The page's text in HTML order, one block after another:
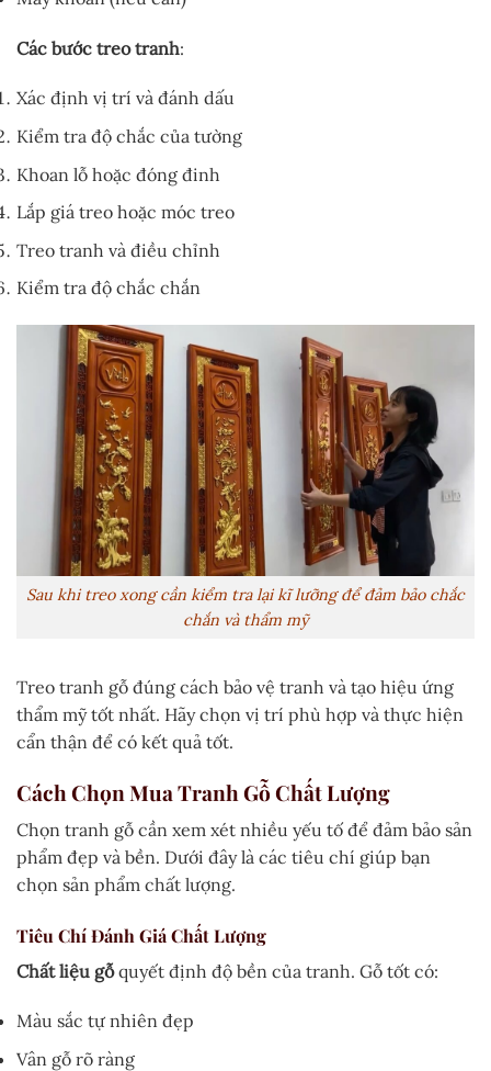
Các bước treo tranh:
Xác định vị trí và đánh dấu
Kiểm tra độ chắc của tường
Khoan lỗ hoặc đóng đinh
Lắp giá treo hoặc móc treo
Treo tranh và điều chỉnh
Kiểm tra độ chắc chắn
Sau khi treo xong cần kiểm tra lại kĩ lưỡng để đảm bảo chắc
chắn và thẩm mỹ
Treo tranh gỗ đúng cách bảo vệ tranh và tạo hiệu ứng
thẩm mỹ tốt nhất. Hãy chọn vị trí phù hợp và thực hiện
cẩn thận để có kết quả tốt.
Cách Chọn Mua Tranh Gỗ Chất Lượng
Chọn tranh gỗ cần xem xét nhiều yếu tố để đảm bảo sản
phẩm đẹp và bền. Dưới đây là các tiêu chí giúp bạn
chọn sản phẩm chất lượng.
Tiêu Chí Đánh Giá Chất Lượng
Chất liệu gỗquyết định độ bền của tranh. Gỗ tốt có:
Màu sắc tự nhiên đẹp
Vân gỗ rõ ràng